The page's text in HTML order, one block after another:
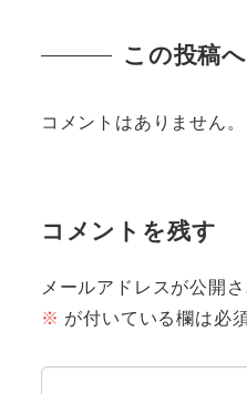
この投稿
コメントはありません。
コメントを残す
メールアドレスが公開
※ が付いている欄は必